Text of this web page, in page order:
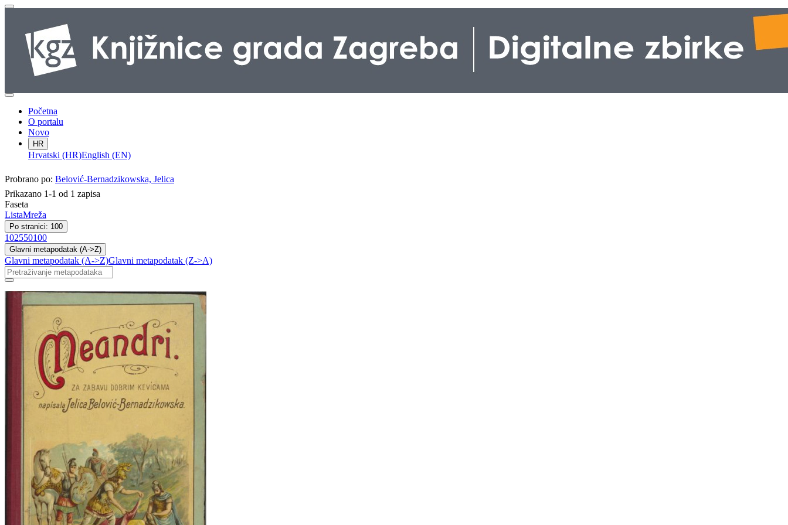
Početna
O portalu
Novo
HR
Hrvatski (HR)English (EN)
Probrano po: Belović-Bernadzikowska, Jelica
Prikazano 1-1 od 1 zapisa
Faseta
ListaMreža
Po stranici: 100
102550100
Glavni metapodatak (A->Z)
Glavni metapodatak (A->Z)Glavni metapodatak (Z->A)